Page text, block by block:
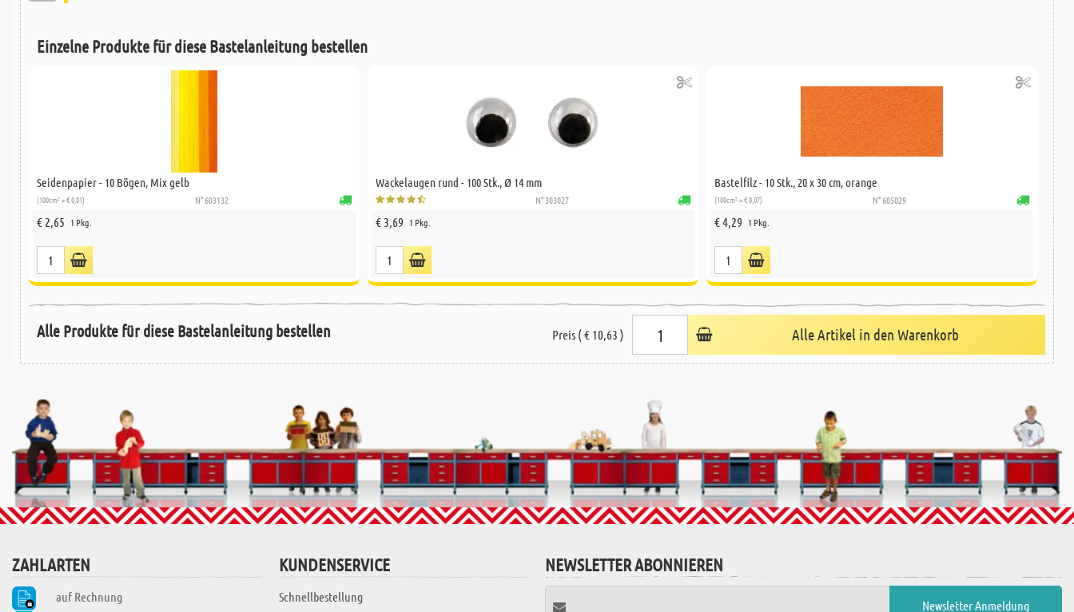
Einzelne Produkte für diese Bastelanleitung bestellen
Seidenpapier - 10 Bögen, Mix gelb
(100cm² = € 0,01) N° 603132
€ 2,65 1 Pkg.
Wackelaugen rund - 100 Stk., Ø 14 mm
N° 303027
€ 3,69 1 Pkg.
Bastelfilz - 10 Stk., 20 x 30 cm, orange
(100cm² = € 0,07) N° 605029
€ 4,29 1 Pkg.
Alle Produkte für diese Bastelanleitung bestellen Preis ( € 10,63 ) Alle Artikel in den Warenkorb
ZAHLARTEN
auf Rechnung
KUNDENSERVICE
Schnellbestellung
NEWSLETTER ABONNIEREN